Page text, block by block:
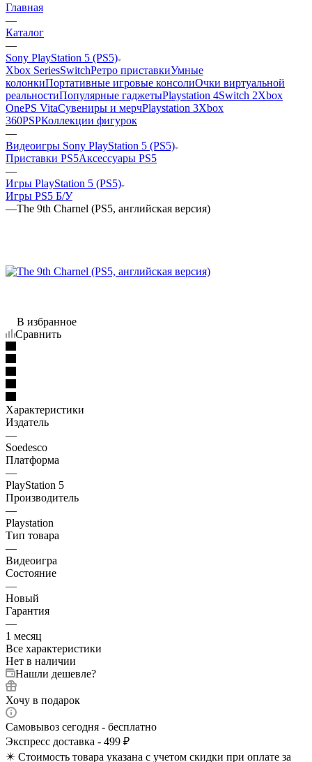
Главная
—
Каталог
—
Sony PlayStation 5 (PS5)
Xbox SeriesSwitchРетро приставкиУмные
колонкиПортативные игровые консолиОчки виртуальной
реальностиПопулярные гаджетыPlaystation 4Switch 2Xbox
OnePS VitaСувениры и мерчPlaystation 3Xbox
360PSPКоллекции фигурок
—
Видеоигры Sony PlayStation 5 (PS5)
Приставки PS5Аксессуары PS5
—
Игры PlayStation 5 (PS5)
Игры PS5 Б/У
—The 9th Charnel (PS5, английская версия)
В избранное
Сравнить
Характеристики
Издатель
—
Soedesco
Платформа
—
PlayStation 5
Производитель
—
Playstation
Тип товара
—
Видеоигра
Состояние
—
Новый
Гарантия
—
1 месяц
Все характеристики
Нет в наличии
Нашли дешевле?
Хочу в подарок
Самовывоз сегодня - бесплатно
Экспресс доставка - 499 ₽
✴️ Стоимость товара указана с учетом скидки при оплате за